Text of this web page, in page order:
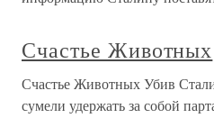
Счастье Животных
Счастье Животных Убив
сумели удержать за собой